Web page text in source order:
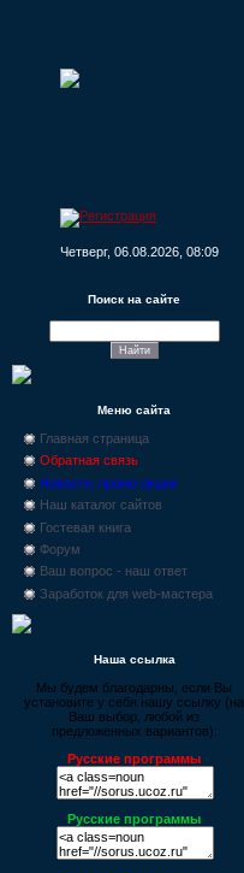
Четверг, 06.08.2026, 08:09
Поиск на сайте
Меню сайта
Главная страница
Обратная связь
Новости, промо-акции
Наш каталог сайтов
Гостевая книга
Форум
Ваш вопрос - наш ответ
Заработок для web-мастера
Наша ссылка
Мы будем благодарны, если Вы
установите у себя нашу ссылку (на
Ваш выбор, любой из
предложенных вариантов):
Русские программы
Русские программы